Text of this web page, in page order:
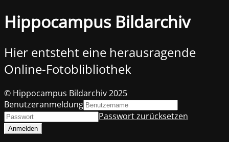
Hippocampus Bildarchiv
Hier entsteht eine herausragende
Online-Fotoblibliothek
© Hippocampus Bildarchiv 2025
Benutzeranmeldung
Passwort zurücksetzen